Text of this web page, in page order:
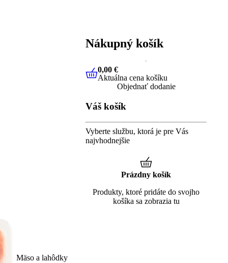
Mäso a lahôdky
Nákupný košík
0,00 €Aktuálna cena košíku
0,00 €
Aktuálna cena košíku
Objednať dodanie
Váš košík
Vyberte službu, ktorá je pre Vás
najvhodnejšie
Prázdny košík
Produkty, ktoré pridáte do svojho
košíka sa zobrazia tu